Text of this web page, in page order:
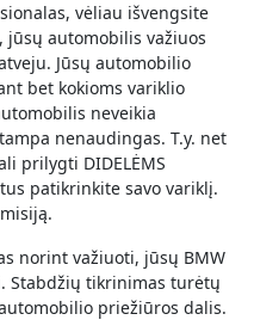
vėliau išvengsite
automobilis važiuos
Jūsų automobilio
bet kokioms variklio
neveikia
nenaudingas. T.y. net
prilygti DIDELĖMS
patikrinkite savo variklį.
norint važiuoti, jūsų BMW
Stabdžių tikrinimas turėtų
priežiūros dalis.